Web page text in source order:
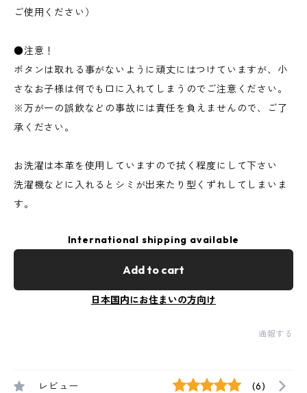
ご使用ください）
●注意！
ボタンは取れる事がないように頑丈にはつけていますが、小
さなお子様は何でも口に入れてしまうのでご注意ください。
※万が一の誤飲などの事故には責任を負えませんので、ご了
承ください。
お洗濯は本革を使用していますので拭く程度にして下さい
洗濯機などに入れるとシミが出来たり型くずれしてしまいま
す。
International shipping available
Add to cart
日本国内にお住まいの方向け
通報する
レビュー (6)